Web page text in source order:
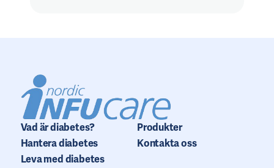
Vad är diabetes?
Hantera diabetes
Leva med diabetes
Produkter
Kontakta oss